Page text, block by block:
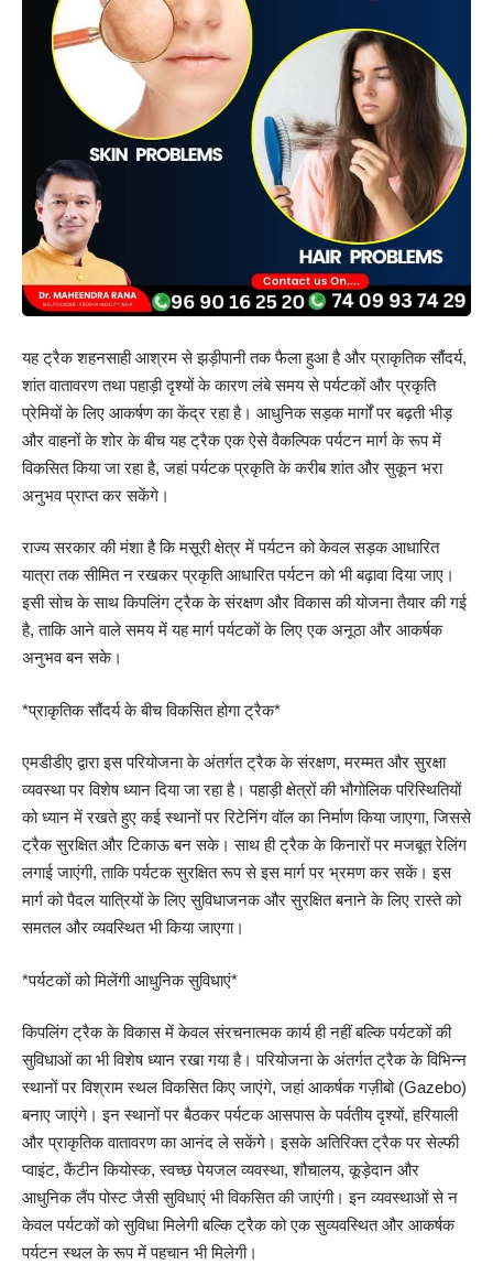
यह ट्रैक शहनसाही आश्रम से झड़ीपानी तक फैला हुआ है और प्राकृतिक सौंदर्य,
शांत वातावरण तथा पहाड़ी दृश्यों के कारण लंबे समय से पर्यटकों और प्रकृति
प्रेमियों के लिए आकर्षण का केंद्र रहा है। आधुनिक सड़क मार्गों पर बढ़ती भीड़
और वाहनों के शोर के बीच यह ट्रैक एक ऐसे वैकल्पिक पर्यटन मार्ग के रूप में
विकसित किया जा रहा है, जहां पर्यटक प्रकृति के करीब शांत और सुकून भरा
अनुभव प्राप्त कर सकेंगे।
राज्य सरकार की मंशा है कि मसूरी क्षेत्र में पर्यटन को केवल सड़क आधारित
यात्रा तक सीमित न रखकर प्रकृति आधारित पर्यटन को भी बढ़ावा दिया जाए।
इसी सोच के साथ किपलिंग ट्रैक के संरक्षण और विकास की योजना तैयार की गई
है, ताकि आने वाले समय में यह मार्ग पर्यटकों के लिए एक अनूठा और आकर्षक
अनुभव बन सके।
*प्राकृतिक सौंदर्य के बीच विकसित होगा ट्रैक*
एमडीडीए द्वारा इस परियोजना के अंतर्गत ट्रैक के संरक्षण, मरम्मत और सुरक्षा
व्यवस्था पर विशेष ध्यान दिया जा रहा है। पहाड़ी क्षेत्रों की भौगोलिक परिस्थितियों
को ध्यान में रखते हुए कई स्थानों पर रिटेनिंग वॉल का निर्माण किया जाएगा, जिससे
ट्रैक सुरक्षित और टिकाऊ बन सके। साथ ही ट्रैक के किनारों पर मजबूत रेलिंग
लगाई जाएंगी, ताकि पर्यटक सुरक्षित रूप से इस मार्ग पर भ्रमण कर सकें। इस
मार्ग को पैदल यात्रियों के लिए सुविधाजनक और सुरक्षित बनाने के लिए रास्ते को
समतल और व्यवस्थित भी किया जाएगा।
*पर्यटकों को मिलेंगी आधुनिक सुविधाएं*
किपलिंग ट्रैक के विकास में केवल संरचनात्मक कार्य ही नहीं बल्कि पर्यटकों की
सुविधाओं का भी विशेष ध्यान रखा गया है। परियोजना के अंतर्गत ट्रैक के विभिन्न
स्थानों पर विश्राम स्थल विकसित किए जाएंगे, जहां आकर्षक गज़ीबो (Gazebo)
बनाए जाएंगे। इन स्थानों पर बैठकर पर्यटक आसपास के पर्वतीय दृश्यों, हरियाली
और प्राकृतिक वातावरण का आनंद ले सकेंगे। इसके अतिरिक्त ट्रैक पर सेल्फी
प्वाइंट, कैंटीन कियोस्क, स्वच्छ पेयजल व्यवस्था, शौचालय, कूड़ेदान और
आधुनिक लैंप पोस्ट जैसी सुविधाएं भी विकसित की जाएंगी। इन व्यवस्थाओं से न
केवल पर्यटकों को सुविधा मिलेगी बल्कि ट्रैक को एक सुव्यवस्थित और आकर्षक
पर्यटन स्थल के रूप में पहचान भी मिलेगी।